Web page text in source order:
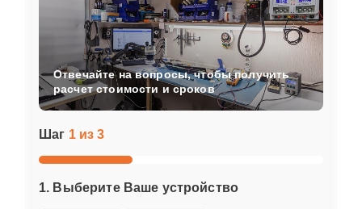
Шаг 1 из 3
1. Выберите Ваше устройство
Отвечайте на вопросы, чтобы получить
расчет стоимости и сроков